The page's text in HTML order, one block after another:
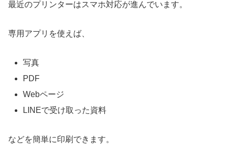
最近のプリンターはスマホ対応が進んでいます。
専用アプリを使えば、
写真
PDF
Webページ
LINEで受け取った資料
などを簡単に印刷できます。